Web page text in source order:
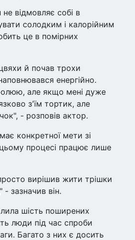
не відмовляє собі в
солодким і калорійним
це в помірних
й почав трохи
енергійно.
але якщо мені дуже
з'їм тортик, але
- розповів актор.
конкретної мети зі
процесі працює лише
вирішив жити трішки
зазначив він.
шість поширених
люди під час спроби
Багато з них є досить